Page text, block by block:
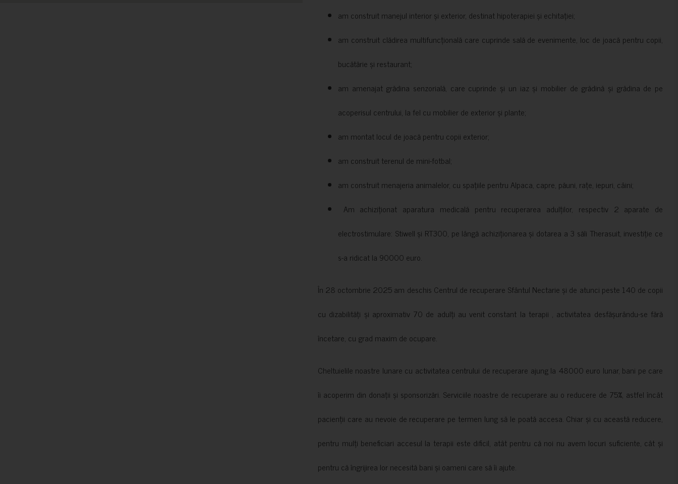
am construit manejul interior și exterior, destinat hipoterapiei și echitației;
am construit clădirea multifuncțională care cuprinde sală de evenimente, loc de joacă pentru copii,
bucătărie și restaurant;
am amenajat grădina senzorială, care cuprinde și un iaz și mobilier de grădină și grădina de pe
acoperisul centrului, la fel cu mobilier de exterior și plante;
am montat locul de joacă pentru copii exterior;
am construit terenul de mini-fotbal;
am construit menajeria animalelor, cu spațiile pentru Alpaca, capre, păuni, rațe, iepuri, câini;
Am achiziționat aparatura medicală pentru recuperarea adulților, respectiv 2 aparate de
electrostimulare: Stiwell și RT300, pe lângă achiziționarea și dotarea a 3 săli Therasuit, investiție ce
s-a ridicat la 90000 euro.
În 28 octombrie 2025 am deschis Centrul de recuperare Sfântul Nectarie și de atunci peste 140 de copii
cu dizabilități și aproximativ 70 de adulți au venit constant la terapii , activitatea desfășurându-se fără
încetare, cu grad maxim de ocupare.
Cheltuielile noastre lunare cu activitatea centrului de recuperare ajung la 48000 euro lunar, bani pe care
îi acoperim din donații și sponsorizări. Serviciile noastre de recuperare au o reducere de 75%, astfel încât
pacienții care au nevoie de recuperare pe termen lung să le poată accesa. Chiar și cu această reducere,
pentru mulți beneficiari accesul la terapii este dificil, atât pentru că noi nu avem locuri suficiente, cât și
pentru că îngrijirea lor necesită bani și oameni care să îi ajute.